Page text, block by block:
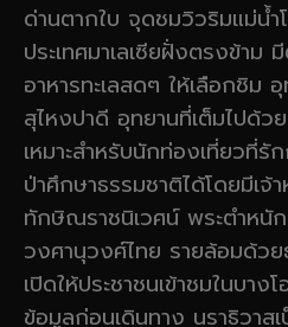
ด่านตากใบ จุดชมวิวริมแม่น้ำ
ประเทศมาเลเซียฝั่งตรงข้าม
อาหารทะเลสดๆ ให้เลือกชิม
สุไหงปาดี อุทยานที่เต็มไปด้
เหมาะสำหรับนักท่องเที่ยวที่
ป่าศึกษาธรรมชาติได้โดยมีเจ้
ทักษิณราชนิเวศน์ พระตำหนั
วงศานุวงศ์ไทย รายล้อมด้ว
เปิดให้ประชาชนเข้าชมในบา
ข้อมูลก่อนเดินทาง นราธิวา